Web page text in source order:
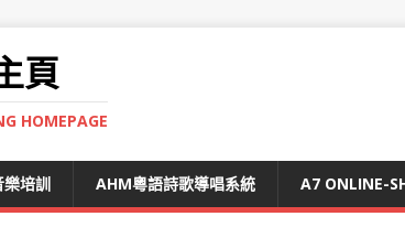
頁
HOMEPAGE
樂培訓 AHM粵語詩歌導唱系統 A7 ONLINE-